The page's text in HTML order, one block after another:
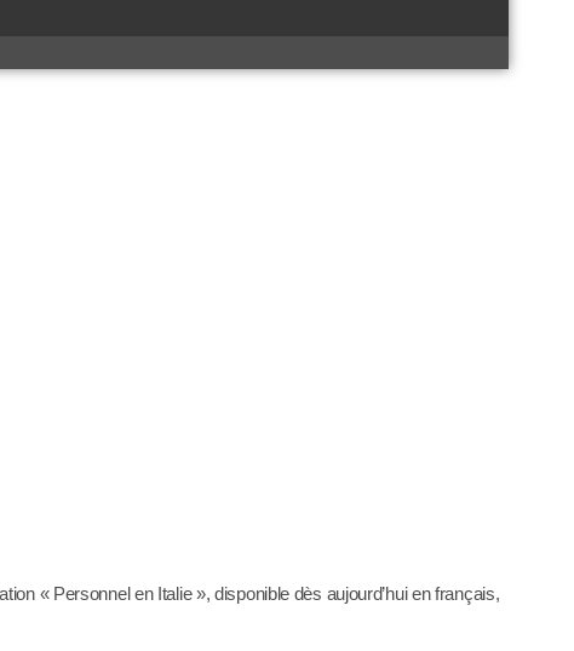
« Personnel en Italie », disponible dès aujourd’hui en français,